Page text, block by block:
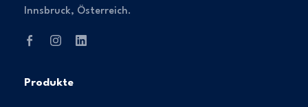
Innsbruck, Österreich.
Produkte